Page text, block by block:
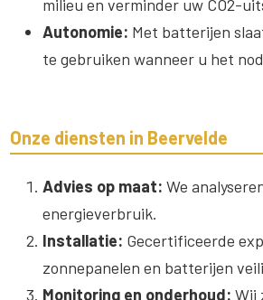
milieu en verminder uw CO2-
Autonomie: Met batterijen
te gebruiken wanneer u het
Onze diensten in Beervelde
Advies op maat: We
energieverbruik.
Installatie: Gecertificeerde
zonnepanelen en batterijen
Monitoring en onderhoud: Wij